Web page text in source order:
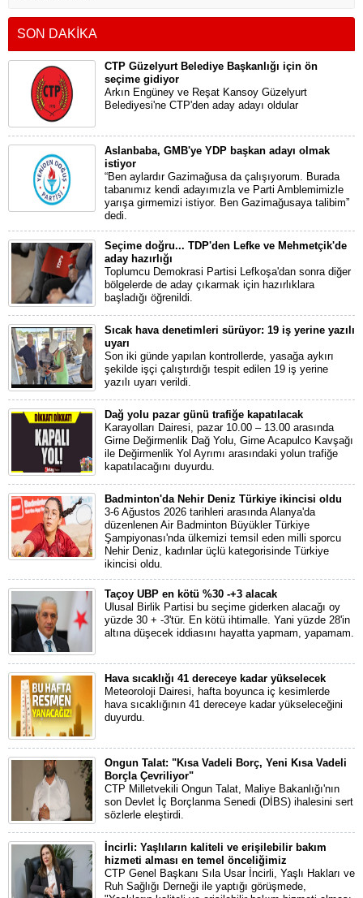
SON DAKİKA
CTP Güzelyurt Belediye Başkanlığı için ön
seçime gidiyor
Arkın Engüney ve Reşat Kansoy Güzelyurt
Belediyesi'ne CTP'den aday adayı oldular
Aslanbaba, GMB'ye YDP başkan adayı olmak
istiyor
“Ben aylardır Gazimağusa da çalışıyorum. Burada
tabanımız kendi adayımızla ve Parti Amblemimizle
yarışa girmemizi istiyor. Ben Gazimağusaya talibim”
dedi.
Seçime doğru... TDP'den Lefke ve Mehmetçik'de
aday hazırlığı
Toplumcu Demokrasi Partisi Lefkoşa'dan sonra diğer
bölgelerde de aday çıkarmak için hazırlıklara
başladığı öğrenildi.
Sıcak hava denetimleri sürüyor: 19 iş yerine yazılı
uyarı
Son iki günde yapılan kontrollerde, yasağa aykırı
şekilde işçi çalıştırdığı tespit edilen 19 iş yerine
yazılı uyarı verildi.
Dağ yolu pazar günü trafiğe kapatılacak
Karayolları Dairesi, pazar 10.00 – 13.00 arasında
Girne Değirmenlik Dağ Yolu, Girne Acapulco Kavşağı
ile Değirmenlik Yol Ayrımı arasındaki yolun trafiğe
kapatılacağını duyurdu.
Badminton'da Nehir Deniz Türkiye ikincisi oldu
3-6 Ağustos 2026 tarihleri arasında Alanya'da
düzenlenen Air Badminton Büyükler Türkiye
Şampiyonası'nda ülkemizi temsil eden milli sporcu
Nehir Deniz, kadınlar üçlü kategorisinde Türkiye
ikincisi oldu.
Taçoy UBP en kötü %30 -+3 alacak
Ulusal Birlik Partisi bu seçime giderken alacağı oy
yüzde 30 + -3'tür. En kötü ihtimalle. Yani yüzde 28'in
altına düşecek iddiasını hayatta yapmam, yapamam.
Hava sıcaklığı 41 dereceye kadar yükselecek
Meteoroloji Dairesi, hafta boyunca iç kesimlerde
hava sıcaklığının 41 dereceye kadar yükseleceğini
duyurdu.
Ongun Talat: "Kısa Vadeli Borç, Yeni Kısa Vadeli
Borçla Çevriliyor"
CTP Milletvekili Ongun Talat, Maliye Bakanlığı'nın
son Devlet İç Borçlanma Senedi (DİBS) ihalesini sert
sözlerle eleştirdi.
İncirli: Yaşlıların kaliteli ve erişilebilir bakım
hizmeti alması en temel önceliğimiz
CTP Genel Başkanı Sıla Usar İncirli, Yaşlı Hakları ve
Ruh Sağlığı Derneği ile yaptığı görüşmede,